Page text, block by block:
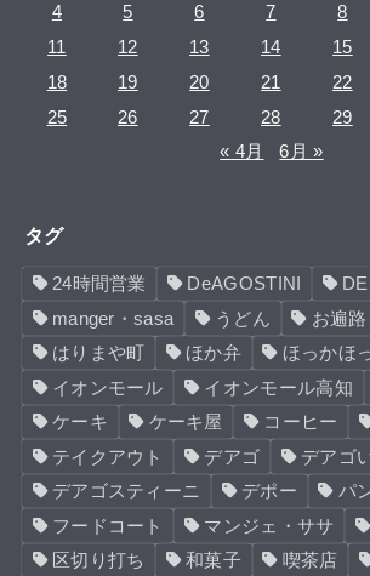
4
5 6 7 8
11
12 13 14 15
18
19 20 21 22
25
26 27 28 29
« 4月
6月 »
タグ
24時間営業 DeAGOSTINI
manger・sasa
うどん お遍路
はりまや町
ほか弁 ほっかほ
イオンモール
イオンモール高知
ケーキ
ケーキ屋 コーヒー
テイクアウト
デアゴ
デアゴ
デアゴスティーニ
デポー パ
フードコート
マンジェ・ササ
区切り打ち
和菓子 喫茶店